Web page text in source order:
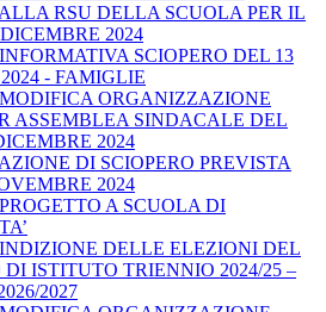
RSU DELLA SCUOLA PER IL
2024
SCIOPERO DEL 13
- FAMIGLIE
ORGANIZZAZIONE
ASSEMBLEA SINDACALE DEL
2024
DI SCIOPERO PREVISTA
2024
A SCUOLA DI
DELLE ELEZIONI DEL
ISTITUTO TRIENNIO 2024/25 –
2027